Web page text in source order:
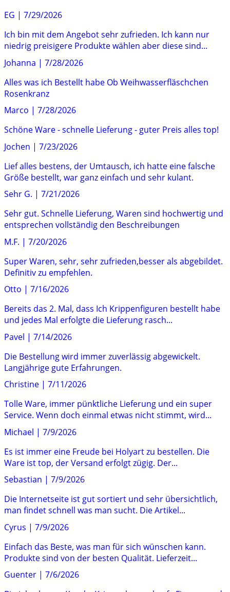
EG | 7/29/2026
Ich bin mit dem Angebot sehr zufrieden. Ich kann nur
niedrig preisigere Produkte wählen aber diese sind...
Johanna | 7/28/2026
Alles was ich Bestellt habe Ob Weihwasserfläschchen
Rosenkranz
Marco | 7/28/2026
Schöne Ware - schnelle Lieferung - guter Preis alles top!
Jochen | 7/23/2026
Lief alles bestens, der Umtausch, ich hatte eine falsche
Größe bestellt, war ganz einfach und sehr kulant.
Sehr G. | 7/21/2026
Sehr gut. Schnelle Lieferung, Waren sind hochwertig und
entsprechen vollständig den Beschreibungen
M.F. | 7/20/2026
Super Waren, sehr, sehr zufrieden,besser als abgebildet.
Definitiv zu empfehlen.
Otto | 7/16/2026
Bereits das 2. Mal, dass Ich Krippenfiguren bestellt habe
und jedes Mal erfolgte die Lieferung rasch...
Pavel | 7/14/2026
Die Bestellung wird immer zuverlässig abgewickelt.
Langjährige gute Erfahrungen.
Christine | 7/11/2026
Tolle Ware, immer pünktliche Lieferung und ein super
Service. Wenn doch einmal etwas nicht stimmt, wird...
Michael | 7/9/2026
Es ist immer eine Freude bei Holyart zu bestellen. Die
Ware ist top, der Versand erfolgt zügig. Der...
Sebastian | 7/9/2026
Die Internetseite ist gut sortiert und sehr übersichtlich,
man findet schnell was man sucht. Die Artikel...
Cyrus | 7/9/2026
Einfach das Beste, was man für sich wünschen kann.
Produkte sind von der besten Qualität. Lieferzeit...
Guenter | 7/6/2026